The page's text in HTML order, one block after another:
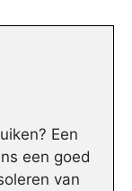
Een
een goed
van